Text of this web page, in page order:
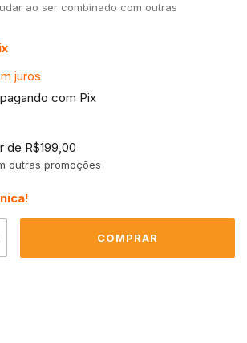
ao ser combinado com outras
juros
pagando com Pix
de R$199,00
outras promoções